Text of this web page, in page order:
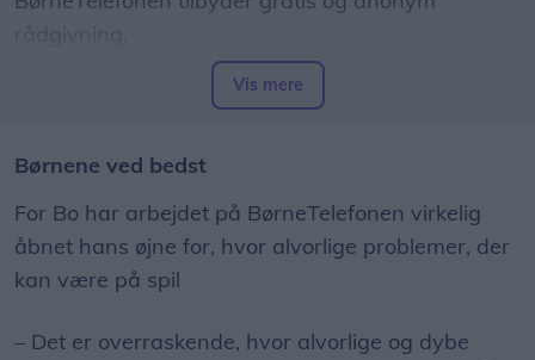
rådgivning.
Døgnet rundt. Hver dag. Hele året.
Telefonnummeret er: 116 111
Vis mere
Børnene ved bedst
For Bo har arbejdet på BørneTelefonen virkelig
åbnet hans øjne for, hvor alvorlige problemer, der
kan være på spil
– Det er overraskende, hvor alvorlige og dybe